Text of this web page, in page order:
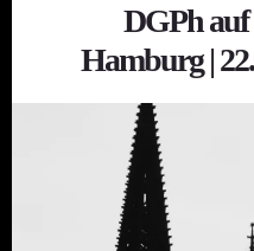
DGPh auf
Hamburg |